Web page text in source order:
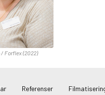
Forflex (2022)
Referenser